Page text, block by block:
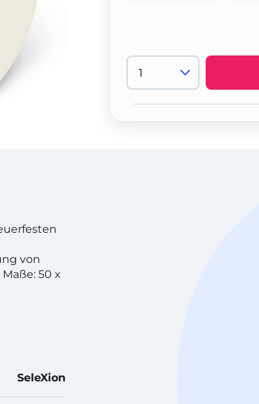
von
50 x
SeleXion